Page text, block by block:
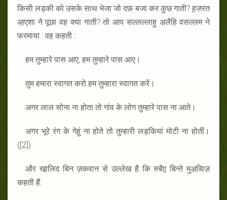
किसी लड़की को उसके साथ भेजा जो दफ़ बजा कर कुछ गाती? ह़ज़रत
आ़एशा ने पूछा वह क्या गाती? तो आप सल्लल्लाहु अ़लैहि वसल्लम ने
फरमाया : वह कहती :
हम तुम्हारे पास आए, हम तुम्हारे पास आए।
तुम हमारा स्वागत करो हम तुम्हारा स्वागत करें।
अगर लाल सोना ना होता तो गांव के लोग तुम्हारे पास ना आते।
अगर भूरे रंग के गेहूं ना होते तो तुम्हारी लड़कियां मोटी ना होतीं।
([2])
और खा़लिद बिन ज़कवान से उल्लेख है कि रुबैए़ बिन्ते मुअ़व्विज़
कहती हैं: